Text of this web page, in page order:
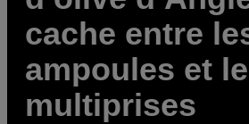
cache entre
ampoules et
multiprises